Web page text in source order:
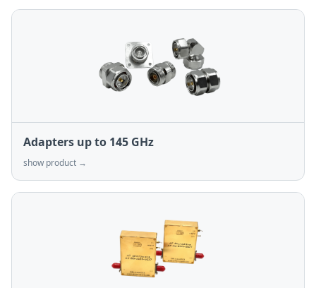
Adapters up to 145 GHz
show product →